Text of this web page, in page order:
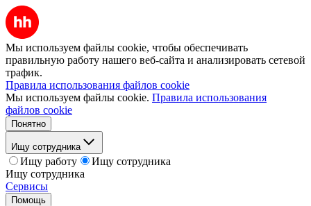
Мы используем файлы cookie, чтобы обеспечивать
правильную работу нашего веб-сайта и анализировать сетевой
трафик.
Правила использования файлов cookie
Мы используем файлы cookie. Правила использования
файлов cookie
Понятно
Ищу сотрудника
Ищу работу
Ищу сотрудника
Ищу сотрудника
Сервисы
Помощь